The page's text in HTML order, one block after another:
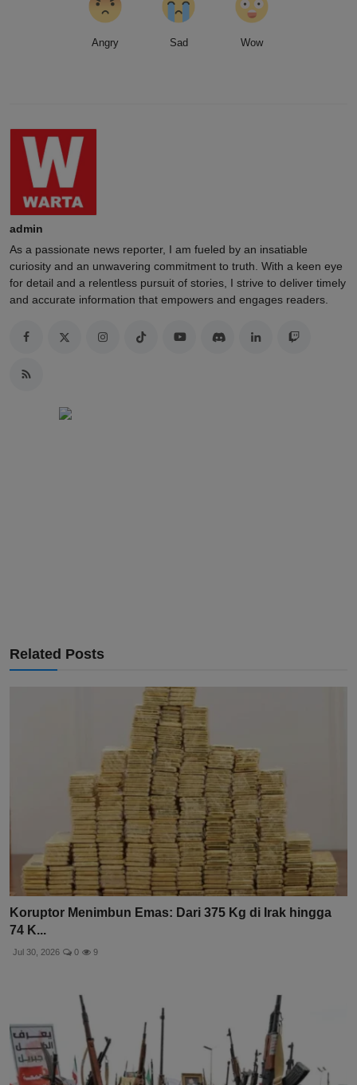
Angry Sad Wow
admin
As a passionate news reporter, I am fueled by an insatiable
curiosity and an unwavering commitment to truth. With a keen eye
for detail and a relentless pursuit of stories, I strive to deliver timely
and accurate information that empowers and engages readers.
Related Posts
Koruptor Menimbun Emas: Dari 375 Kg di Irak hingga
74 K...
Jul 30, 2026 0 9